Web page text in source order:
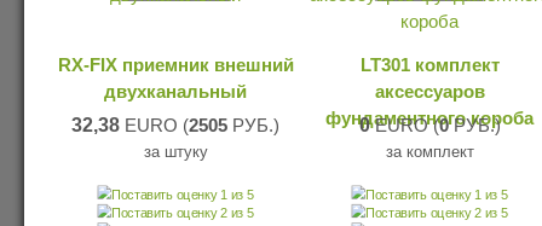
RX-FIX приемник внешний
двухканальный
32,38 EURO (2505 РУБ.)
за штуку
LT301 комплект
аксессуаров
фундаментного короба
0EURO (0РУБ.)
за комплект